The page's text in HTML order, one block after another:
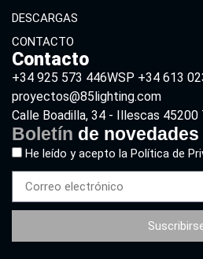
DESCARGAS
CONTACTO
Contacto
+34 925 573 446WSP +34 613
proyectos@85lighting.com
Calle Boadilla, 34 - Illescas 45200
Boletín de novedades
He leído y acepto la Política de